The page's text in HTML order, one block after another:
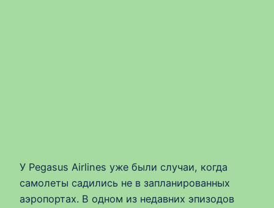
У Pegasus Airlines уже были случаи, когда
самолеты садились не в запланированных
аэропортах. В одном из недавних эпизодов